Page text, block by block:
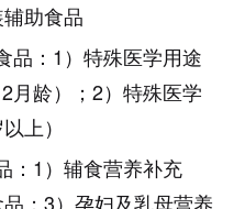
助食品
品：1）特殊医学用途
月龄）；2）特殊医学
上）
：1）辅食营养补充
；3）孕妇及乳母营养